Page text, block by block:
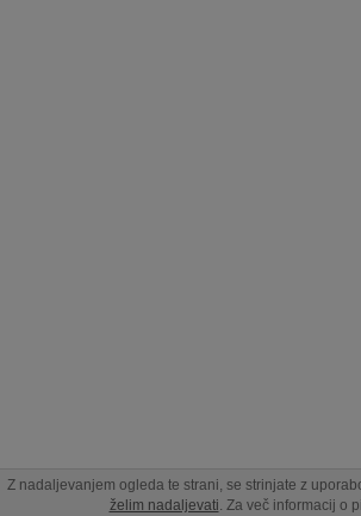
Z nadaljevanjem ogleda te strani, se strinjate z
želim nadaljevati. Za več informacij o